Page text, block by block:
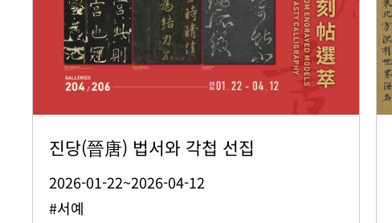
진당(晉唐) 법서와 각첩 선집
2026-01-22~2026-04-12
#서예